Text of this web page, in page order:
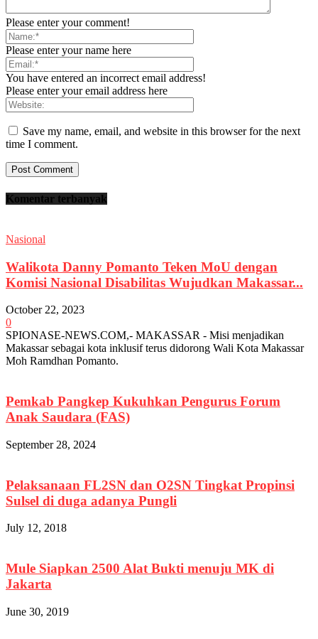
Please enter your comment!
Please enter your name here
You have entered an incorrect email address!
Please enter your email address here
Save my name, email, and website in this browser for the next
time I comment.
Komentar terbanyak
Nasional
Walikota Danny Pomanto Teken MoU dengan
Komisi Nasional Disabilitas Wujudkan Makassar...
October 22, 2023
0
SPIONASE-NEWS.COM,- MAKASSAR - Misi menjadikan
Makassar sebagai kota inklusif terus didorong Wali Kota Makassar
Moh Ramdhan Pomanto.
Pemkab Pangkep Kukuhkan Pengurus Forum
Anak Saudara (FAS)
September 28, 2024
Pelaksanaan FL2SN dan O2SN Tingkat Propinsi
Sulsel di duga adanya Pungli
July 12, 2018
Mule Siapkan 2500 Alat Bukti menuju MK di
Jakarta
June 30, 2019